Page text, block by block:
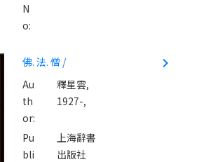
N
o:
佛. 法. 僧 /
Au
th
or:
釋星雲,
1927-,
Pu
bli
上海辭書
出版社
navigate_next